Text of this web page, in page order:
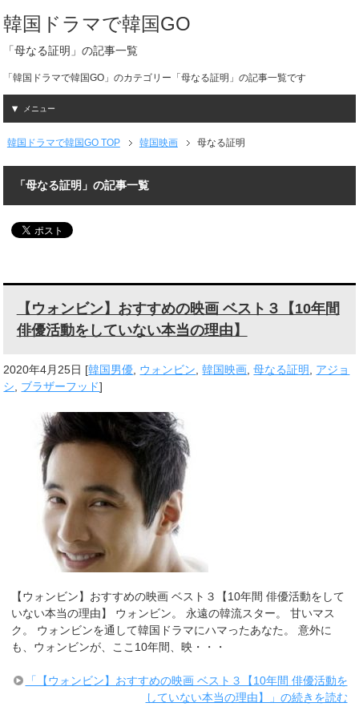
韓国ドラマで韓国GO
「母なる証明」の記事一覧
「韓国ドラマで韓国GO」のカテゴリー「母なる証明」の記事一覧です
メニュー
韓国ドラマで韓国GO TOP 韓国映画 母なる証明
「母なる証明」の記事一覧
【ウォンビン】おすすめの映画 ベスト３【10年間
俳優活動をしていない本当の理由】
2020年4月25日 [韓国男優, ウォンビン,韓国映画,母なる証明, アジョ
シ, ブラザーフッド]
【ウォンビン】おすすめの映画 ベスト３【10年間 俳優活動をして
いない本当の理由】 ウォンビン。 永遠の韓流スター。 甘いマス
ク。 ウォンビンを通して韓国ドラマにハマったあなた。 意外に
も、ウォンビンが、ここ10年間、映・・・
「【ウォンビン】おすすめの映画 ベスト３【10年間 俳優活動を
していない本当の理由】」の続きを読む